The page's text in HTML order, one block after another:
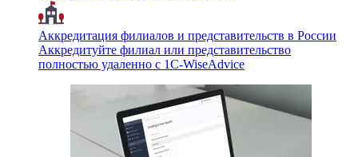
Аккредитация филиалов и представительств в России
Аккредитуйте филиал или представительство
полностью удаленно с 1C-WiseAdvice